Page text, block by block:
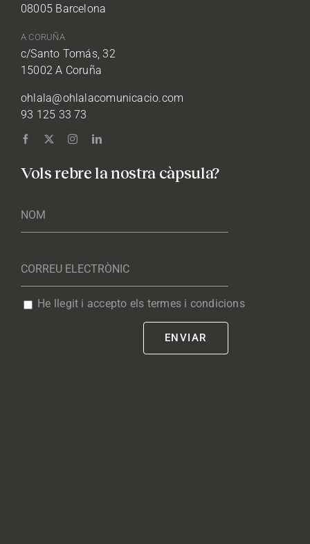
08005 Barcelona
A CORUÑA
c/Santo Tomás, 32
15002 A Coruña
ohlala@ohlalacomunicacio.com
93 125 33 73
Vols rebre la nostra càpsula?
He llegit i accepto els termes i condicions